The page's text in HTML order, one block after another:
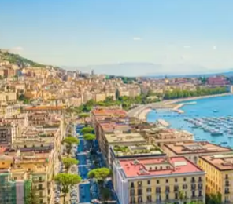
- Palestra perfettamente
- Attività di
- ** Attività ricreative per
RELAX E BENESSERE
- Accesso libero al Top
Solarium
- Dotazioni per il relax in
(compresi accappatoio e
- Menù cuscini
- Accesso all'Area Termale
adulti)